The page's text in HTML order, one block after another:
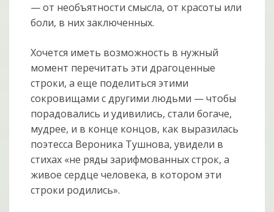
— от необъятности смысла, от красоты или
боли, в них заключенных.
Хочется иметь возможность в нужный
момент перечитать эти драгоценные
строки, а еще поделиться этими
сокровищами с другими людьми — чтобы
порадовались и удивились, стали богаче,
мудрее, и в конце концов, как выразилась
поэтесса Вероника Тушнова, увидели в
стихах «не ряды зарифмованных строк, а
живое сердце человека, в котором эти
строки родились».